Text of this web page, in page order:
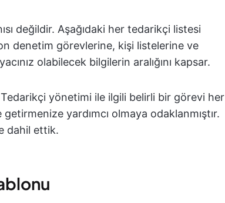
değildir. Aşağıdaki her tedarikçi listesi
denetim görevlerine, kişi listelerine ve
olabilecek bilgilerin aralığını kapsar.
yönetimi ile ilgili belirli bir görevi her
yardımcı olmaya odaklanmıştır.
dahil ettik.